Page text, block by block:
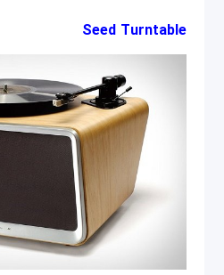
Seed Turntable